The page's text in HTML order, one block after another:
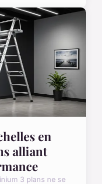
en
alliant
3 plans ne se